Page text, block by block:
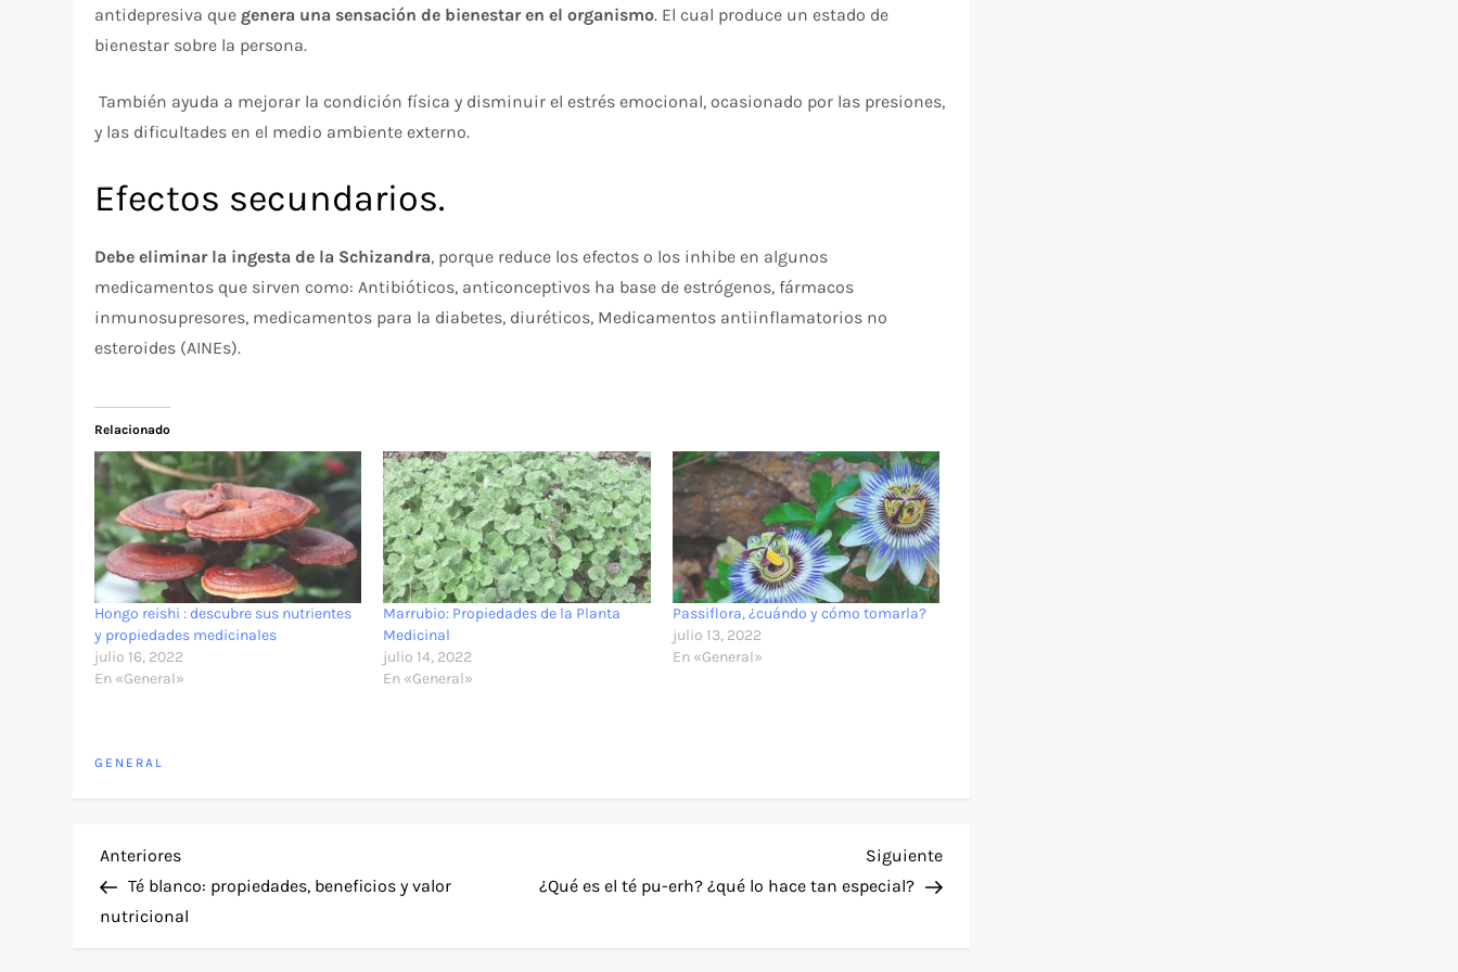
antidepresiva que genera una sensación de bienestar en el organismo. El cual produce un estado de
bienestar sobre la persona.
También ayuda a mejorar la condición física y disminuir el estrés emocional, ocasionado por las presiones,
y las dificultades en el medio ambiente externo.
Efectos secundarios.
Debe eliminar la ingesta de la Schizandra, porque reduce los efectos o los inhibe en algunos
medicamentos que sirven como: Antibióticos, anticonceptivos ha base de estrógenos, fármacos
inmunosupresores, medicamentos para la diabetes, diuréticos, Medicamentos antiinflamatorios no
esteroides (AINEs).
Relacionado
Hongo reishi : descubre sus nutrientes
y propiedades medicinales
julio 16, 2022
En «General»
Marrubio: Propiedades de la Planta
Medicinal
julio 14, 2022
En «General»
Passiflora, ¿cuándo y cómo tomarla?
julio 13, 2022
En «General»
GENERAL
N
a
Entrada
anterior
Anteriores
Té blanco: propiedades, beneficios y valor
nutricional
Siguiente
entrada
Siguiente
¿Qué es el té pu-erh? ¿qué lo hace tan especial?